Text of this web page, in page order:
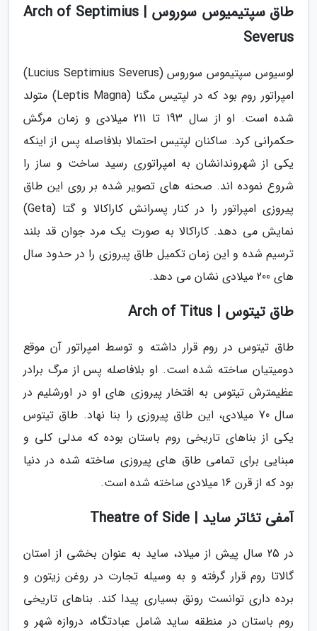
طاق سپتیمیوس سوروس | Arch of Septimius
Severus
لوسیوس سپتیموس سوروس (Lucius Septimius Severus)
امپراتور روم بود که در لپتیس مگنا (Leptis Magna) متولد
شده است. او از سال 193 تا 211 میلادی و زمان مرگش
حکمرانی کرد. ساکنان لپتیس احتمالا بلافاصله پس از اینکه
یکی از شهروندانشان به امپراتوری رسید ساخت و ساز را
شروع نموده اند. صحنه های تصویر شده بر روی این طاق
پیروزی امپراتور را در کنار پسرانش کاراکالا و گتا (Geta)
نمایش می دهد. کاراکالا به صورت یک مرد جوان قد بلند
ترسیم شده و این زمان تکمیل طاق پیروزی را در حدود سال
های 200 میلادی نشان می دهد.
طاق تیتوس | Arch of Titus
طاق تیتوس در روم قرار داشته و توسط امپراتور آن موقع
دومیتیان ساخته شده است. او بلافاصله پس از مرگ برادر
عظیمترش تیتوس به افتخار پیروزی های او در اورشلیم در
سال 70 میلادی، این طاق پیروزی را بنا نهاد. طاق تیتوس
یکی از بناهای تاریخی روم باستان بوده که مدلی کلی و
مبنایی برای تمامی طاق های پیروزی ساخته شده در دنیا
بود که از قرن 16 میلادی ساخته شده است.
آمفی تئاتر ساید | Theatre of Side
در 25 سال پیش از میلاد، ساید به عنوان بخشی از استان
گالاتا روم قرار گرفته و به وسیله تجارت در روغن زیتون و
برده داری توانست رونق بسیاری پیدا کند. بناهای تاریخی
روم باستان در منطقه ساید شامل عبادتگاه، دروازه شهر و